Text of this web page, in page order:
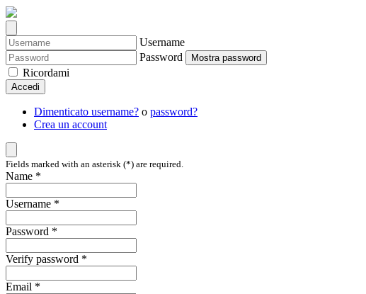
Username
Password
Mostra password
Ricordami
Accedi
Dimenticato username? o password?
Crea un account
Fields marked with an asterisk (*) are required.
Name *
Username *
Password *
Verify password *
Email *